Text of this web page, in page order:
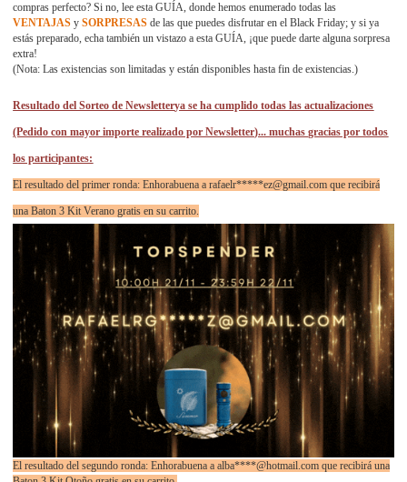
compras perfecto? Si no, lee esta GUÍA, donde hemos enumerado todas las
VENTAJAS ySORPRESAS de las que puedes disfrutar en el Black Friday; y si ya
estás preparado, echa también un vistazo a esta GUÍA, ¡que puede darte alguna sorpresa
extra!
(Nota: Las existencias son limitadas y están disponibles hasta fin de existencias.)
Resultado del Sorteo de Newsletterya se ha cumplido todas las actualizaciones
(Pedido con mayor importe realizado por Newsletter)... muchas gracias por todos
los participantes:
El resultado del primer ronda: Enhorabuena a rafaelr*****ez@gmail.com que recibirá
una Baton 3 Kit Verano gratis en su carrito.
El resultado del segundo ronda: Enhorabuena a alba****@hotmail.com que recibirá una